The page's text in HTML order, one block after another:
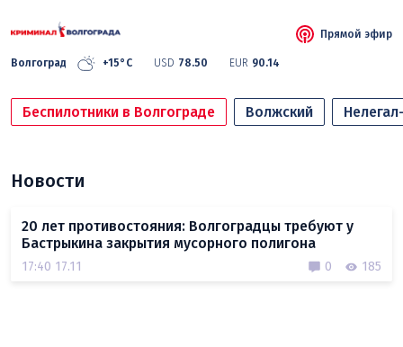
Волгоград +15°C USD 78.50 EUR 90.14
Прямой эфир
Беспилотники в Волгограде Волжский
Новости
20 лет противостояния: Волгоградцы требуют у
Бастрыкина закрытия мусорного полигона
17:40 17.11 0 185